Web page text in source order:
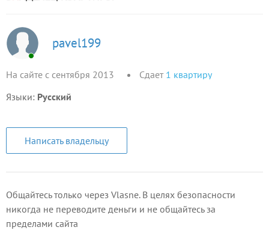
pavel199
На сайте с сентября 2013 Сдает 1 квартиру
Языки: Русский
Написать владельцу
Общайтесь только через Vlasne. В целях безопасности
никогда не переводите деньги и не общайтесь за
пределами сайта